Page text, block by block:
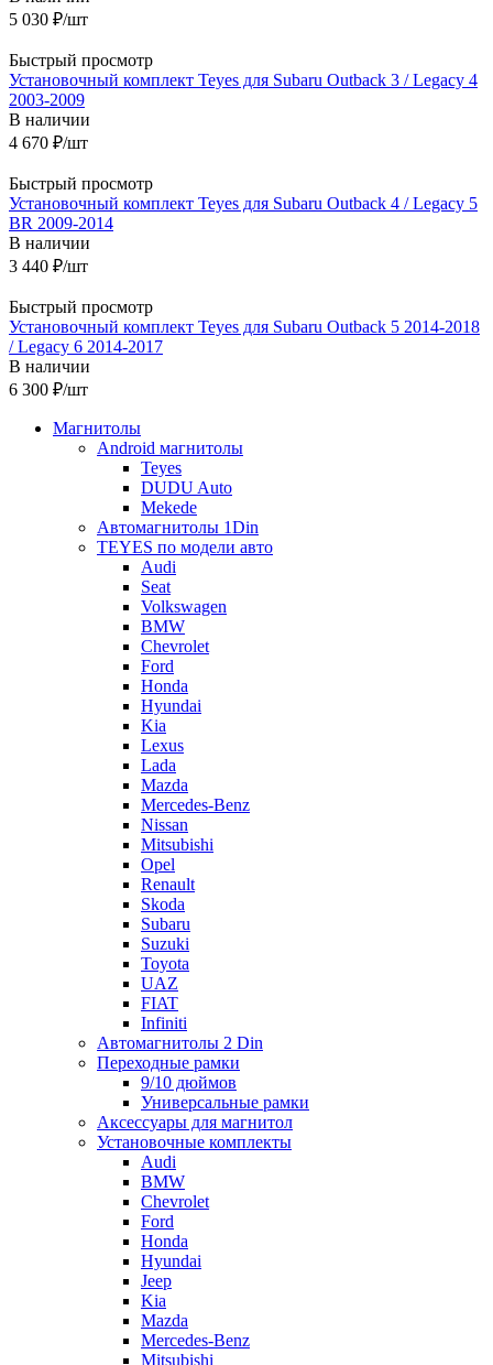
5 030 ₽/шт
Быстрый просмотр
Установочный комплект Teyes для Subaru Outback 3 / Legacy 4
2003-2009
В наличии
4 670 ₽/шт
Быстрый просмотр
Установочный комплект Teyes для Subaru Outback 4 / Legacy 5
BR 2009-2014
В наличии
3 440 ₽/шт
Быстрый просмотр
Установочный комплект Teyes для Subaru Outback 5 2014-2018
/ Legacy 6 2014-2017
В наличии
6 300 ₽/шт
Магнитолы
Android магнитолы
Teyes
DUDU Auto
Mekede
Автомагнитолы 1Din
TEYES по модели авто
Audi
Seat
Volkswagen
BMW
Chevrolet
Ford
Honda
Hyundai
Kia
Lexus
Lada
Mazda
Mercedes-Benz
Nissan
Mitsubishi
Opel
Renault
Skoda
Subaru
Suzuki
Toyota
UAZ
FIAT
Infiniti
Автомагнитолы 2 Din
Переходные рамки
9/10 дюймов
Универсальные рамки
Аксессуары для магнитол
Установочные комплекты
Audi
BMW
Chevrolet
Ford
Honda
Hyundai
Jeep
Kia
Mazda
Mercedes-Benz
Mitsubishi